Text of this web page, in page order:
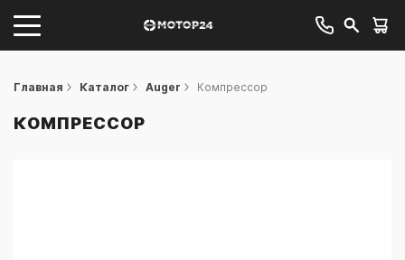
Главная Каталог Auger Компрессор
КОМПРЕССОР